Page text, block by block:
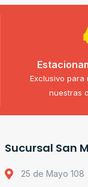
Exclusivo para
nuestras
Sucursal San
25 de Mayo 108